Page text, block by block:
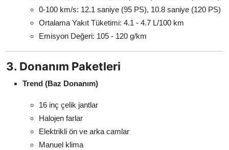
0-100 km/s: 12.1 saniye (95 PS), 10.8 saniye (120 PS)
Ortalama Yakıt Tüketimi: 4.1 - 4.7 L/100 km
Emisyon Değeri: 105 - 120 g/km
3. Donanım Paketleri
Trend (Baz Donanım)
16 inç çelik jantlar
Halojen farlar
Elektrikli ön ve arka camlar
Manuel klima